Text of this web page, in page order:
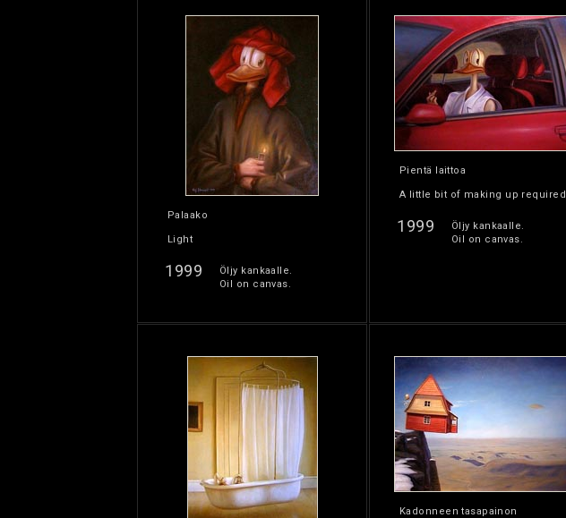
Palaako
Light
1999
Öljy kankaalle.
Oil on canvas.
Pientä laittoa
A little bit of making up required
1999
Öljy kankaalle.
Oil on canvas.
Kadonneen tasapainon